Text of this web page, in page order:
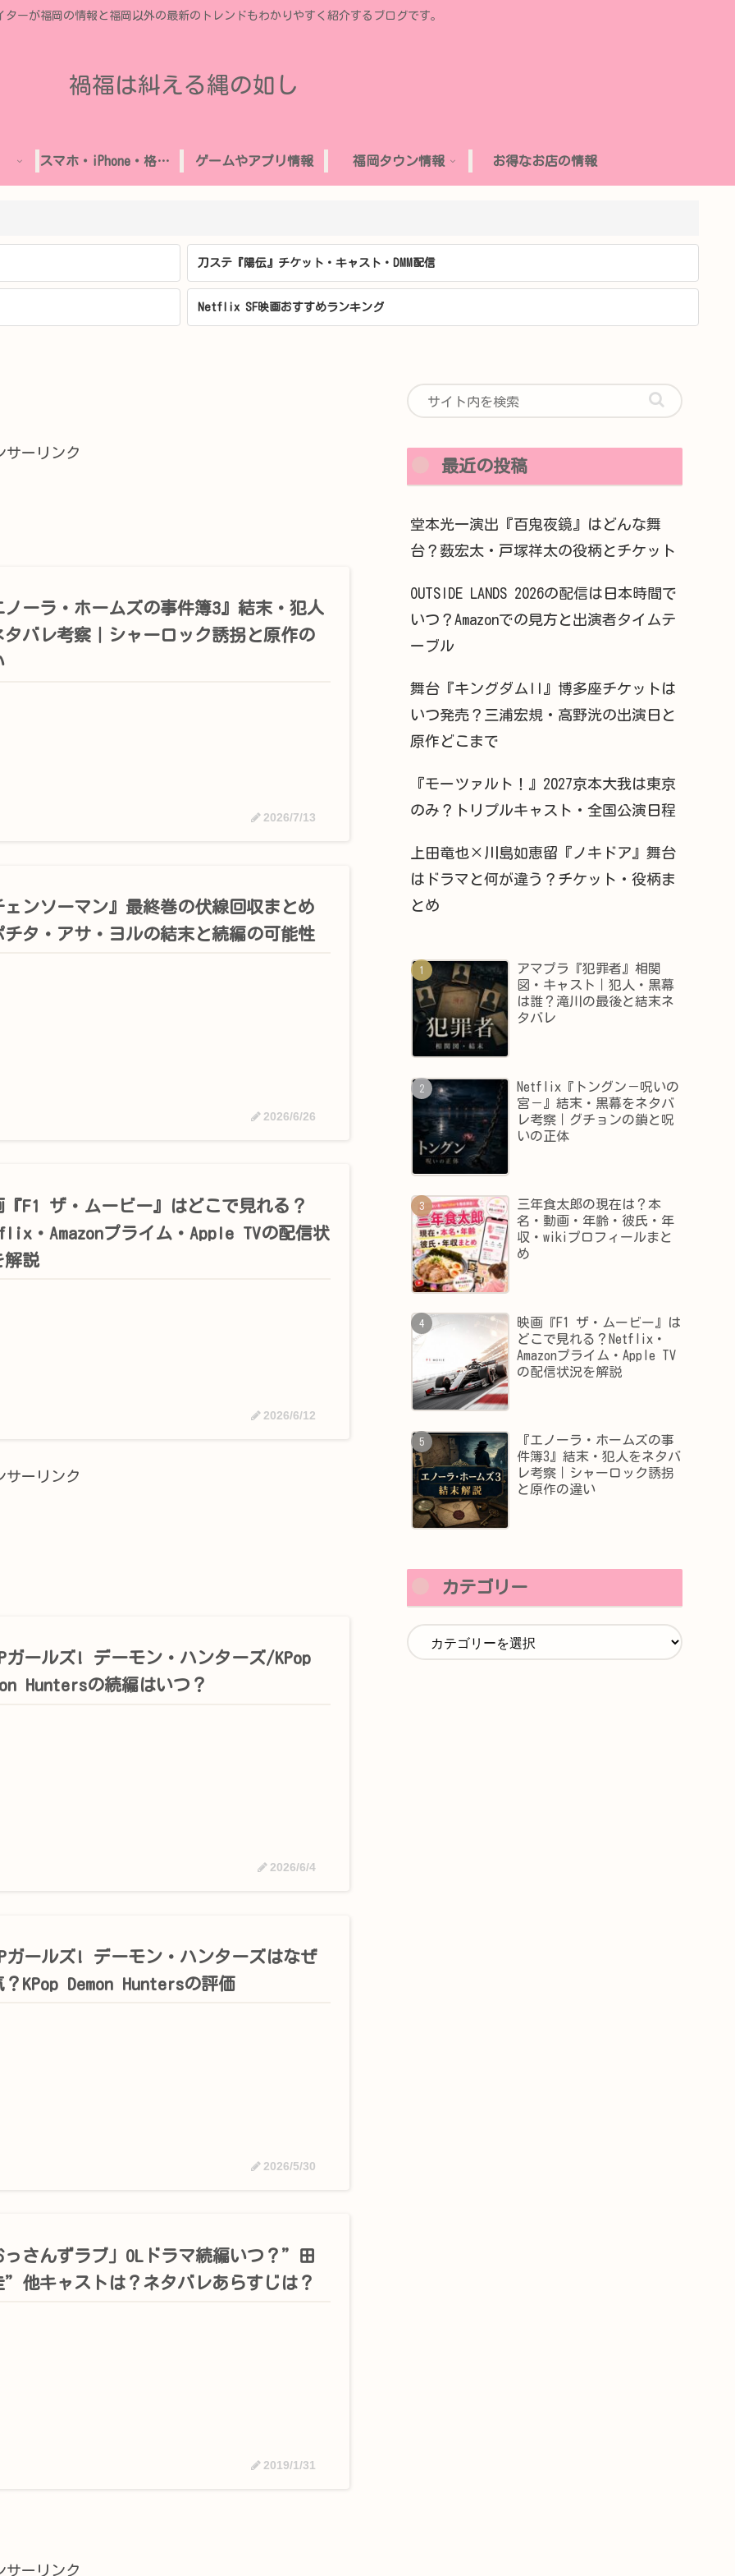
ターが福岡の情報と福岡以外の最新のトレンドもわかりやすく紹介するブログです。
禍福は糾える縄の如し
スマホ・iPhone・格安SIM ゲームやアプリ情報 福岡タウン情報 お得なお店の情報
刀ステ『陽伝』チケット・キャスト・DMM配信
Netflix SF映画おすすめランキング
サーリンク
ノーラ・ホームズの事件簿3』結末・犯人
タバレ考察｜シャーロック誘拐と原作の
2026/7/13
ェンソーマン』最終巻の伏線回収まとめ
チタ・アサ・ヨルの結末と続編の可能性
2026/6/26
『F1 ザ・ムービー』はどこで見れる？
・Amazonプライム・Apple TVの配信状
解説
2026/6/12
サーリンク
ガールズ! デーモン・ハンターズ/KPop
Huntersの続編はいつ？
2026/6/4
ガールズ! デーモン・ハンターズはなぜ
？KPop Demon Huntersの評価
2026/5/30
っさんずラブ」OLドラマ続編いつ？”田
”他キャストは？ネタバレあらすじは？
2019/1/31
サーリンク
最近の投稿
堂本光一演出『百鬼夜鏡』はどんな舞
台？薮宏太・戸塚祥太の役柄とチケット
OUTSIDE LANDS 2026の配信は日本時間で
いつ？Amazonでの見方と出演者タイムテ
ーブル
舞台『キングダムII』博多座チケットは
いつ発売？三浦宏規・高野洸の出演日と
原作どこまで
『モーツァルト！』2027京本大我は東京
のみ？トリプルキャスト・全国公演日程
上田竜也×川島如恵留『ノキドア』舞台
はドラマと何が違う？チケット・役柄ま
とめ
アマプラ『犯罪者』相関
図・キャスト｜犯人・黒幕
は誰？滝川の最後と結末ネ
タバレ
Netflix『トングン－呪いの
宮－』結末・黒幕をネタバ
レ考察｜グチョンの鎖と呪
いの正体
三年食太郎の現在は？本
名・動画・年齢・彼氏・年
収・wikiプロフィールまと
め
映画『F1 ザ・ムービー』は
どこで見れる？Netflix・
Amazonプライム・Apple TV
の配信状況を解説
『エノーラ・ホームズの事
件簿3』結末・犯人をネタバ
レ考察｜シャーロック誘拐
と原作の違い
カテゴリー